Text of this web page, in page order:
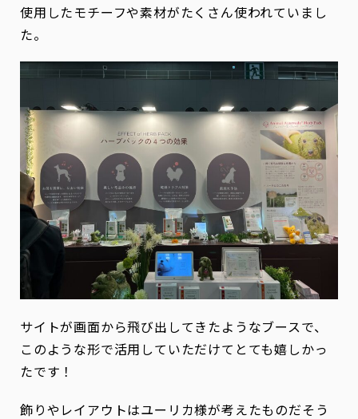
使用したモチーフや素材がたくさん使われていまし
た。
サイトが画面から飛び出してきたようなブースで、
このような形で活用していただけてとても嬉しかっ
たです！
飾りやレイアウトはユーリカ様が考えたものだそう